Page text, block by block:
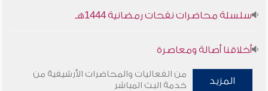
سلسلة محاضرات نفحات رمضانية 1444هـ
أخلاقنا أصالة ومعاصرة
وأمنهم من خوف 9
المزيد
من الفعاليات والمحاضرات الأرشيفية من
خدمة البث المباشر